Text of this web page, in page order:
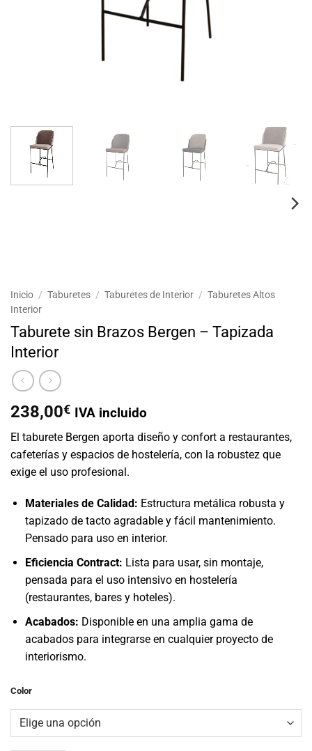
Inicio / Taburetes / Taburetes de Interior / Taburetes Altos
Interior
Taburete sin Brazos Bergen – Tapizada
Interior
238,00€ IVA incluido
El taburete Bergen aporta diseño y confort a restaurantes,
cafeterías y espacios de hostelería, con la robustez que
exige el uso profesional.
Materiales de Calidad: Estructura metálica robusta y
tapizado de tacto agradable y fácil mantenimiento.
Pensado para uso en interior.
Eficiencia Contract: Lista para usar, sin montaje,
pensada para el uso intensivo en hostelería
(restaurantes, bares y hoteles).
Acabados: Disponible en una amplia gama de
acabados para integrarse en cualquier proyecto de
interiorismo.
Color